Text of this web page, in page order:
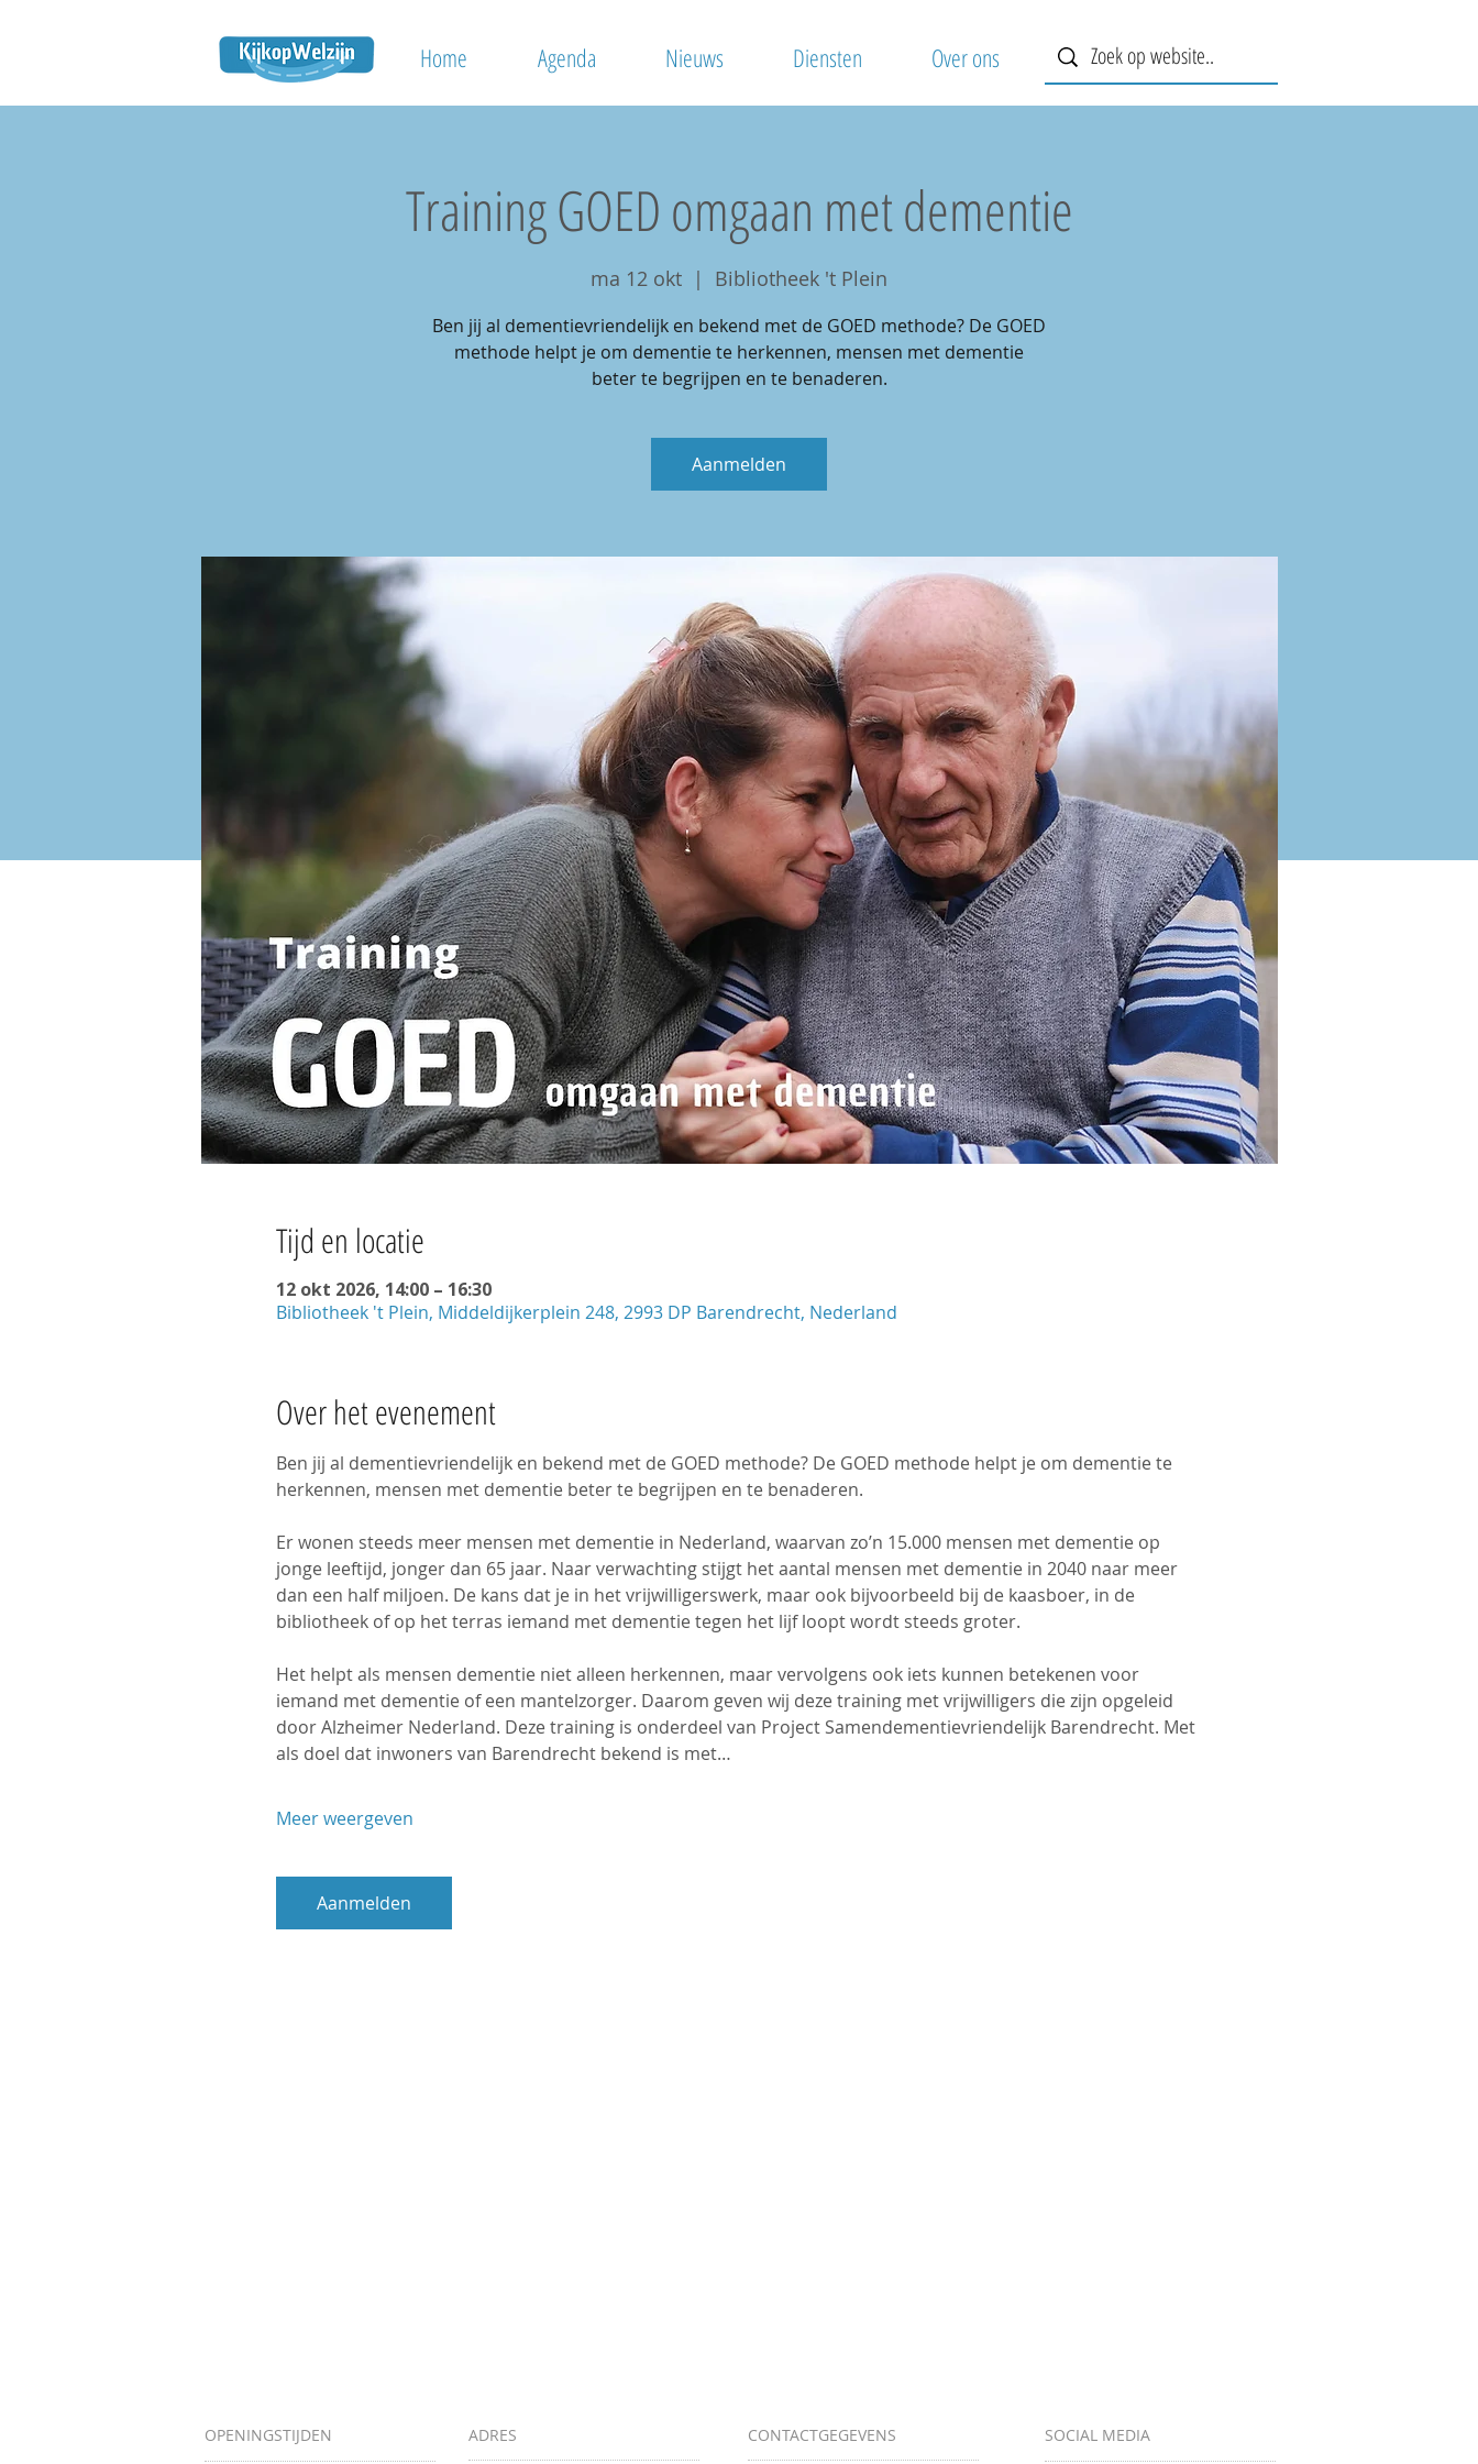
Home Agenda Nieuws Diensten Over ons
Training GOED omgaan met dementie
ma 12 okt
  |
Bibliotheek 't Plein
Ben jij al dementievriendelijk en bekend met de GOED methode? De GOED
methode helpt je om dementie te herkennen, mensen met dementie
beter te begrijpen en te benaderen.
Aanmelden
Tijd en locatie
12 okt 2026, 14:00 – 16:30
Bibliotheek 't Plein, Middeldijkerplein 248, 2993 DP Barendrecht, Nederland
Over het evenement
Ben jij al dementievriendelijk en bekend met de GOED methode? De GOED methode helpt je om dementie te
herkennen, mensen met dementie beter te begrijpen en te benaderen.
Er wonen steeds meer mensen met dementie in Nederland, waarvan zo’n 15.000 mensen met dementie op
jonge leeftijd, jonger dan 65 jaar. Naar verwachting stijgt het aantal mensen met dementie in 2040 naar meer
dan een half miljoen. De kans dat je in het vrijwilligerswerk, maar ook bijvoorbeeld bij de kaasboer, in de
bibliotheek of op het terras iemand met dementie tegen het lijf loopt wordt steeds groter.
Het helpt als mensen dementie niet alleen herkennen, maar vervolgens ook iets kunnen betekenen voor
iemand met dementie of een mantelzorger. Daarom geven wij deze training met vrijwilligers die zijn opgeleid
door Alzheimer Nederland. Deze training is onderdeel van Project Samendementievriendelijk Barendrecht. Met
als doel dat inwoners van Barendrecht bekend is met…
Meer weergeven
Aanmelden
OPENINGSTIJDEN ADRES CONTACTGEGEVENS SOCIAL MEDIA